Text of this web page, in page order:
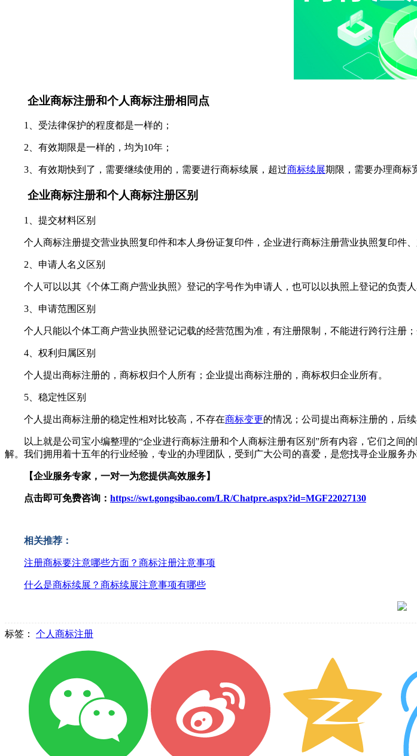
企业商标注册和个人商标注册相同点
1、受法律保护的程度都是一样的；
2、有效期限是一样的，均为10年；
3、有效期快到了，需要继续使用的，需要进行商标续展，超过商标续展期限，需要办理商标
企业商标注册和个人商标注册区别
1、提交材料区别
个人商标注册提交营业执照复印件和本人身份证复印件，企业进行商标注册营业执照复印件、
2、申请人名义区别
个人可以以其《个体工商户营业执照》登记的字号作为申请人，也可以以执照上登记的负责人
3、申请范围区别
个人只能以个体工商户营业执照登记记载的经营范围为准，有注册限制，不能进行跨行注册；
4、权利归属区别
个人提出商标注册的，商标权归个人所有；企业提出商标注册的，商标权归企业所有。
5、稳定性区别
个人提出商标注册的稳定性相对比较高，不存在商标变更的情况；公司提出商标注册的，后
以上就是公司宝小编整理的“企业进行商标注册和个人商标注册有区别”所有内容，它们之间
解。我们拥用着十五年的行业经验，专业的办理团队，受到广大公司的喜爱，是您找寻企业服务办
【企业服务专家，一对一为您提供高效服务】
点击即可免费咨询： https://swt.gongsibao.com/LR/Chatpre.aspx?id=MGF22027130
相关推荐：
注册商标要注意哪些方面？商标注册注意事项
什么是商标续展？商标续展注意事项有哪些
标签： 个人商标注册